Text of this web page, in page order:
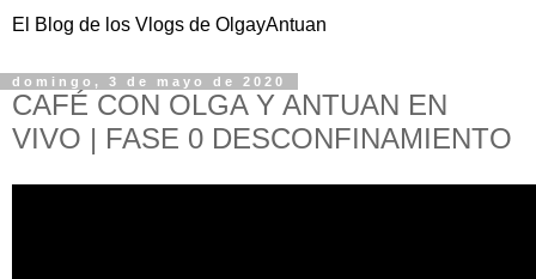
El Blog de los Vlogs de OlgayAntuan
domingo, 3 de mayo de 2020
CAFÉ CON OLGA Y ANTUAN EN
VIVO | FASE 0 DESCONFINAMIENTO